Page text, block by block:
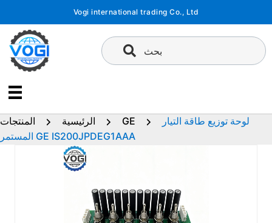
المحتوى
Vogi international trading Co., Ltd
بحث
الرئيسية المنتجات GE
لوحة توزيع طاقة التيار
المستمر GE IS200JPDEG1AAA